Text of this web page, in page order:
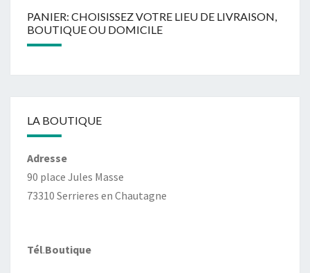
PANIER: CHOISISSEZ VOTRE LIEU DE LIVRAISON,
BOUTIQUE OU DOMICILE
LA BOUTIQUE
Adresse
90 place Jules Masse
73310 Serrieres en Chautagne
Tél.Boutique